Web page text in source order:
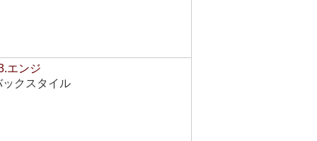
エンジ
ックスタイル